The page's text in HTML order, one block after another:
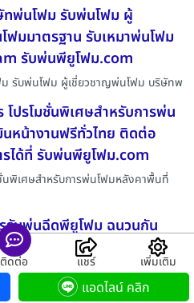
พ่นโฟม รับพ่นโฟม ผู้
มมาตรฐาน รับเหมาพ่นโฟม
รับพ่นพียูโฟม.com
รับพ่นโฟม ผู้เชี่ยวชาญพ่นโฟม บริษัทพ
โปรโมชั่นพิเศษสำหรับการพ่น
หน้างานฟรีทั่วไทย ติดต่อ
ได้ที่ รับพ่นพียูโฟม.com
นพิเศษสำหรับการพ่นโฟมหลังคาพื้นที่
รับพ่นฉีดพียูโฟม ฉนวนกัน
ทั่วไทย ราคาถูก
พียูโฟม ฉนวนกันความร้อน โฟมกันรั่วซ
ติดต่อ แชร์ เพิ่มเติม
แอดไลน์ คลิก